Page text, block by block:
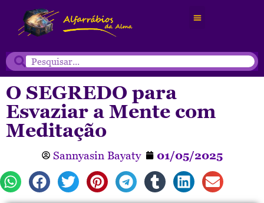
O SEGREDO para
Esvaziar a Mente com
Meditação
Sannyasin Bayaty 01/05/2025